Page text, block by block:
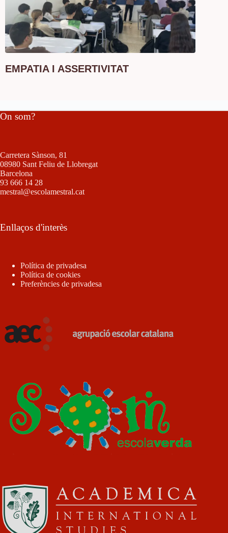
EMPATIA I ASSERTIVITAT
On som?
Carretera Sànson, 81
08980 Sant Feliu de Llobregat
Barcelona
93 666 14 28
mestral@escolamestral.cat
Enllaços d'interès
Política de privadesa
Política de cookies
Preferències de privadesa